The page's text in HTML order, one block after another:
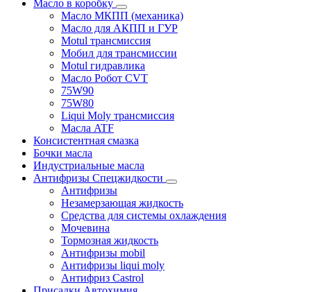
Масло в коробку
Масло МКПП (механика)
Масло для АКПП и ГУР
Motul трансмиссия
Мобил для трансмиссии
Motul гидравлика
Масло Робот CVT
75W90
75W80
Liqui Moly трансмиссия
Масла ATF
Консистентная смазка
Бочки масла
Индустриальные масла
Антифризы Спецжидкости
Антифризы
Незамерзающая жидкость
Средства для системы охлаждения
Мочевина
Тормозная жидкость
Антифризы mobil
Антифризы liqui moly
Антифриз Castrol